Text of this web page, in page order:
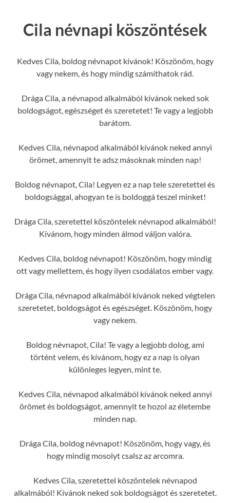
Cila névnapi köszöntések
Kedves Cila, boldog névnapot kívánok! Köszönöm, hogy
vagy nekem, és hogy mindig számíthatok rád.
Drága Cila, a névnapod alkalmából kívánok neked sok
boldogságot, egészséget és szeretetet! Te vagy a legjobb
barátom.
Kedves Cila, névnapod alkalmából kívánok neked annyi
örömet, amennyit te adsz másoknak minden nap!
Boldog névnapot, Cila! Legyen ez a nap tele szeretettel és
boldogsággal, ahogyan te is boldoggá teszel minket!
Drága Cila, szeretettel köszöntelek névnapod alkalmából!
Kívánom, hogy minden álmod váljon valóra.
Kedves Cila, boldog névnapot! Köszönöm, hogy mindig
ott vagy mellettem, és hogy ilyen csodálatos ember vagy.
Drága Cila, névnapod alkalmából kívánok neked végtelen
szeretetet, boldogságot és egészséget. Köszönöm, hogy
vagy nekem.
Boldog névnapot, Cila! Te vagy a legjobb dolog, ami
történt velem, és kívánom, hogy ez a nap is olyan
különleges legyen, mint te.
Kedves Cila, névnapod alkalmából kívánok neked annyi
örömet és boldogságot, amennyit te hozol az életembe
minden nap.
Drága Cila, boldog névnapot! Köszönöm, hogy vagy, és
hogy mindig mosolyt csalsz az arcomra.
Kedves Cila, szeretettel köszöntelek névnapod
alkalmából! Kívánok neked sok boldogságot és szeretetet.